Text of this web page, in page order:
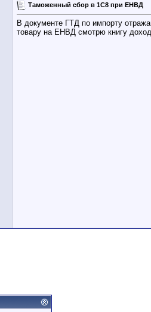
Таможенный сбор в 1С8 при ЕНВД
В документе ГТД по импорту
товару на ЕНВД смотрю книгу